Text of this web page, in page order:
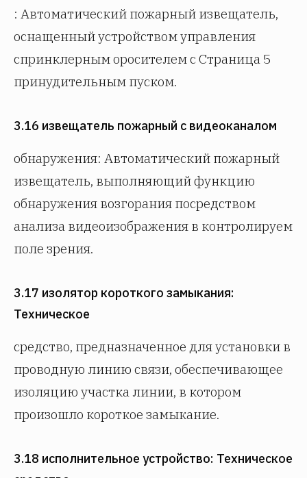
: Автоматический пожарный извещатель,
оснащенный устройством управления
спринклерным оросителем с Страница 5
принудительным пуском.
3.16 извещатель пожарный с видеоканалом
обнаружения: Автоматический пожарный
извещатель, выполняющий функцию
обнаружения возгорания посредством
анализа видеоизображения в контролируем
поле зрения.
3.17 изолятор короткого замыкания:
Техническое
средство, предназначенное для установки в
проводную линию связи, обеспечивающее
изоляцию участка линии, в котором
произошло короткое замыкание.
3.18 исполнительное устройство: Техническое